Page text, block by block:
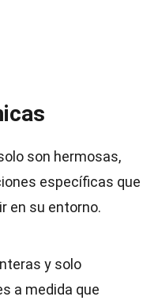
son hermosas,
específicas que
en su entorno.
y solo
a medida que